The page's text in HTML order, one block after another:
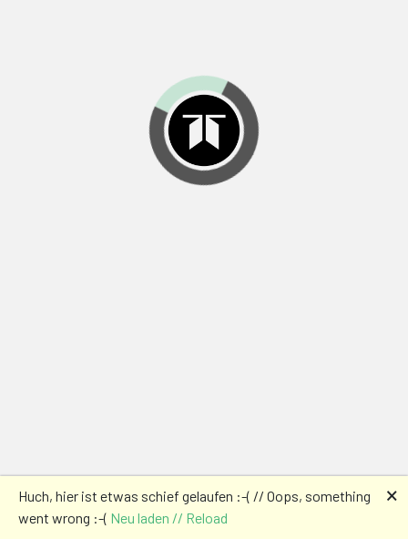
Huch, hier ist etwas schief gelaufen :-( // Oops, something
went wrong :-( Neu laden // Reload
🗙